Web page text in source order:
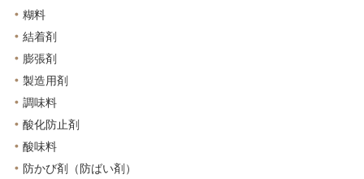
糊料
結着剤
膨張剤
製造用剤
調味料
酸化防止剤
酸味料
防かび剤（防ばい剤）